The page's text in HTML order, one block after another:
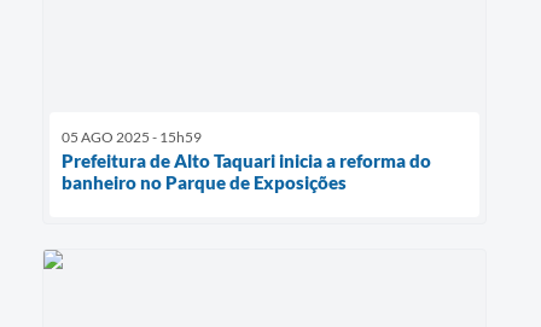
05 AGO 2025 - 15h59
Prefeitura de Alto Taquari inicia a reforma do
banheiro no Parque de Exposições